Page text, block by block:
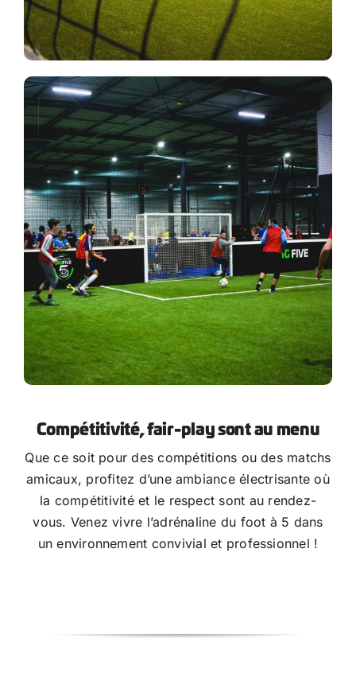
Compétitivité, fair-play sont au menu
Que ce soit pour des compétitions ou des matchs
amicaux, profitez d’une ambiance électrisante où
la compétitivité et le respect sont au rendez-
vous. Venez vivre l’adrénaline du foot à 5 dans
un environnement convivial et professionnel !